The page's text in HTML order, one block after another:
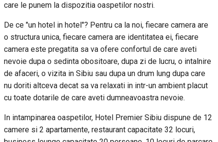
care le punem la dispozitia oaspetilor nostri.
De ce "un hotel in hotel"? Pentru ca la noi, fiecare camera are
o structura unica, fiecare camera are identitatea ei, fiecare
camera este pregatita sa va ofere confortul de care aveti
nevoie dupa o sedinta obositoare, dupa zi de lucru, o intalnire
de afaceri, o vizita in Sibiu sau dupa un drum lung dupa care
nu doriti altceva decat sa va relaxati in intr-un ambient placut
cu toate dotarile de care aveti dumneavoastra nevoie.
In intampinarea oaspetilor, Hotel Premier Sibiu dispune de 12
camere si 2 apartamente, restaurant capacitate 32 locuri,